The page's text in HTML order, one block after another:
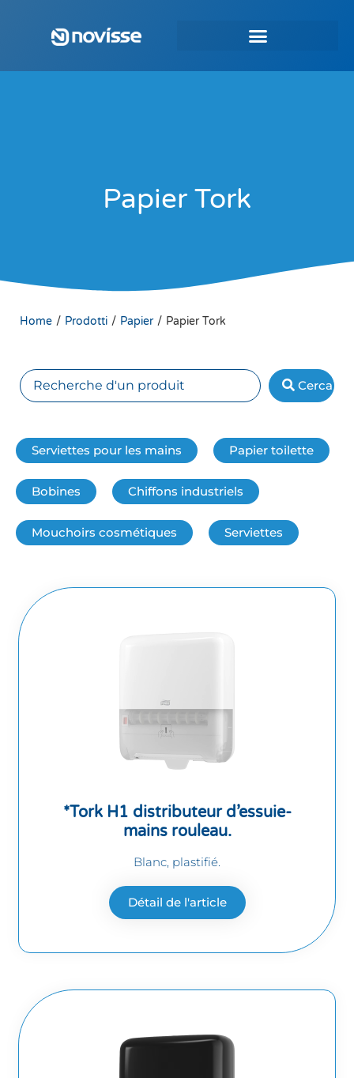
Papier Tork
Home / Prodotti / Papier / Papier Tork
Cerca
Serviettes pour les mains Papier toilette
Bobines Chiffons industriels
Mouchoirs cosmétiques Serviettes
*Tork H1 distributeur d’essuie-
mains rouleau.
Blanc, plastifié.
Détail de l'article